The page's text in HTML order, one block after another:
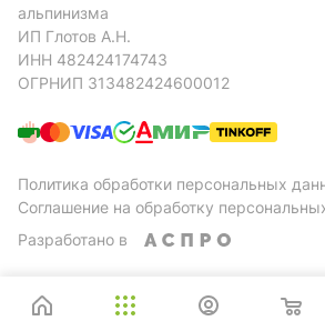
альпинизма
ИП Глотов А.Н.
ИНН 482424174743
ОГРНИП 313482424600012
Политика обработки персональных
Соглашение на обработку
Разработано в